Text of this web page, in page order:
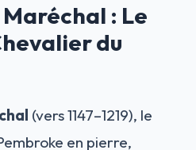
: Le
du
(vers 1147–1219), le
en pierre,